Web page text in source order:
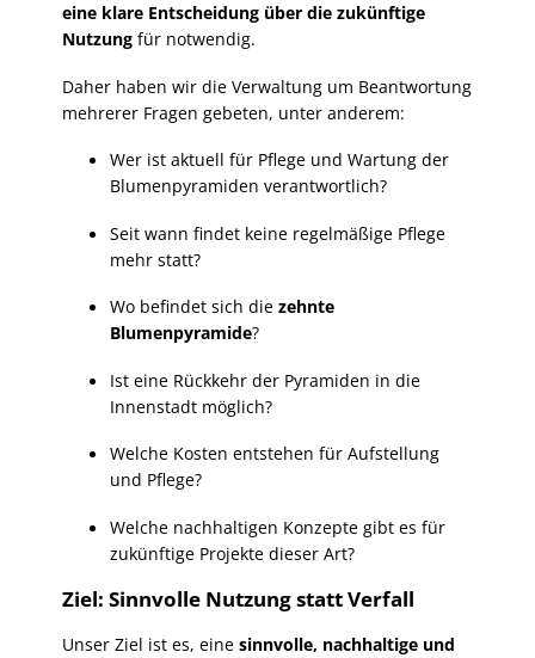
eine klare Entscheidung über die zukünftige
Nutzung für notwendig.
Daher haben wir die Verwaltung um Beantwortung
mehrerer Fragen gebeten, unter anderem:
Wer ist aktuell für Pflege und Wartung der
Blumenpyramiden verantwortlich?
Seit wann findet keine regelmäßige Pflege
mehr statt?
Wo befindet sich diezehnte
Blumenpyramide?
Ist eine Rückkehr der Pyramiden in die
Innenstadt möglich?
Welche Kosten entstehen für Aufstellung
und Pflege?
Welche nachhaltigen Konzepte gibt es für
zukünftige Projekte dieser Art?
Ziel: Sinnvolle Nutzung statt Verfall
Unser Ziel ist es, einesinnvolle, nachhaltige und